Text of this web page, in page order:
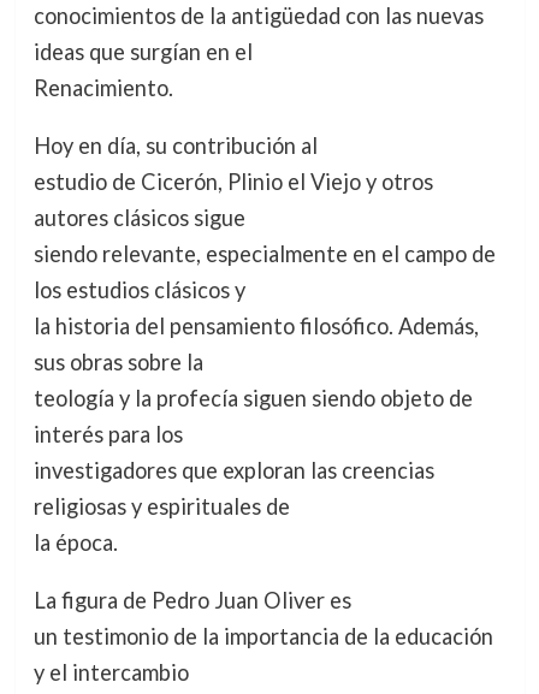
conocimientos de la antigüedad con las nuevas
ideas que surgían en el
Renacimiento.
Hoy en día, su contribución al
estudio de Cicerón, Plinio el Viejo y otros
autores clásicos sigue
siendo relevante, especialmente en el campo de
los estudios clásicos y
la historia del pensamiento filosófico. Además,
sus obras sobre la
teología y la profecía siguen siendo objeto de
interés para los
investigadores que exploran las creencias
religiosas y espirituales de
la época.
La figura de Pedro Juan Oliver es
un testimonio de la importancia de la educación
y el intercambio